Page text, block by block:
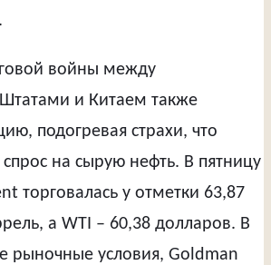
войны между
и Китаем также
подогревая страхи, что
спрос на сырую нефть. В пятницу
торговалась у отметки 63,87
а WTI – 60,38 долларов. В
рыночные условия, Goldman